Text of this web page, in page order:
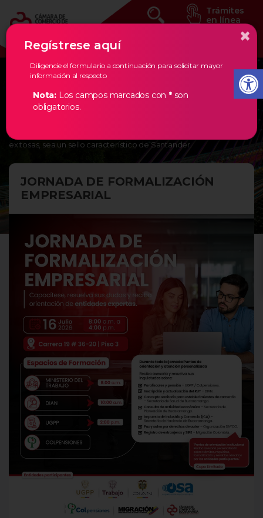
Trámites
en línea
Eventos Estratégicos
En la Cámara de Comercio de Bucaramanga, creemos en los
herramientas necesarias para que la creación de empresas
exitosas, sea un sello característico de Santander.
JORNADA DE FORMALIZACIÓN
EMPRESARIAL
×
Regístrese aquí
Diligencie el formulario a continuación para solicitar mayor
información al respecto
Nota: Los campos marcados con *son
obligatorios.